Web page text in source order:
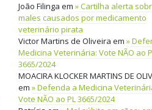
João Filinga em
Cartilha alerta
males causados por medicamento
veterinário pirata
Victor Martins de Oliveira em
Medicina Veterinária: Vote NÃO ao
3665/2024
MOACIRA KLOCKER MARTINS DE
em
Defenda a Medicina
Vote NÃO ao PL 3665/2024